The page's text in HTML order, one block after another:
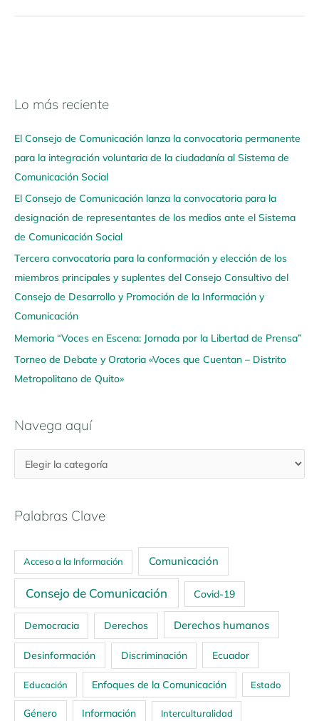
Lo más reciente
El Consejo de Comunicación lanza la convocatoria permanente
para la integración voluntaria de la ciudadanía al Sistema de
Comunicación Social
El Consejo de Comunicación lanza la convocatoria para la
designación de representantes de los medios ante el Sistema
de Comunicación Social
Tercera convocatoria para la conformación y elección de los
miembros principales y suplentes del Consejo Consultivo del
Consejo de Desarrollo y Promoción de la Información y
Comunicación
Memoria “Voces en Escena: Jornada por la Libertad de Prensa”
Torneo de Debate y Oratoria «Voces que Cuentan – Distrito
Metropolitano de Quito»
Navega aquí
N
v
e
g
a
a
q
u
í
Palabras Clave
Acceso a la Información Comunicación
Consejo de Comunicación Covid-19
Democracia Derechos Derechos humanos
Desinformación Discriminación Ecuador
Educación Enfoques de la Comunicación Estado
Género Información Interculturalidad